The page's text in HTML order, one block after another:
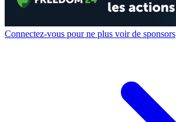
Connectez-vous pour ne plus voir de sponsors